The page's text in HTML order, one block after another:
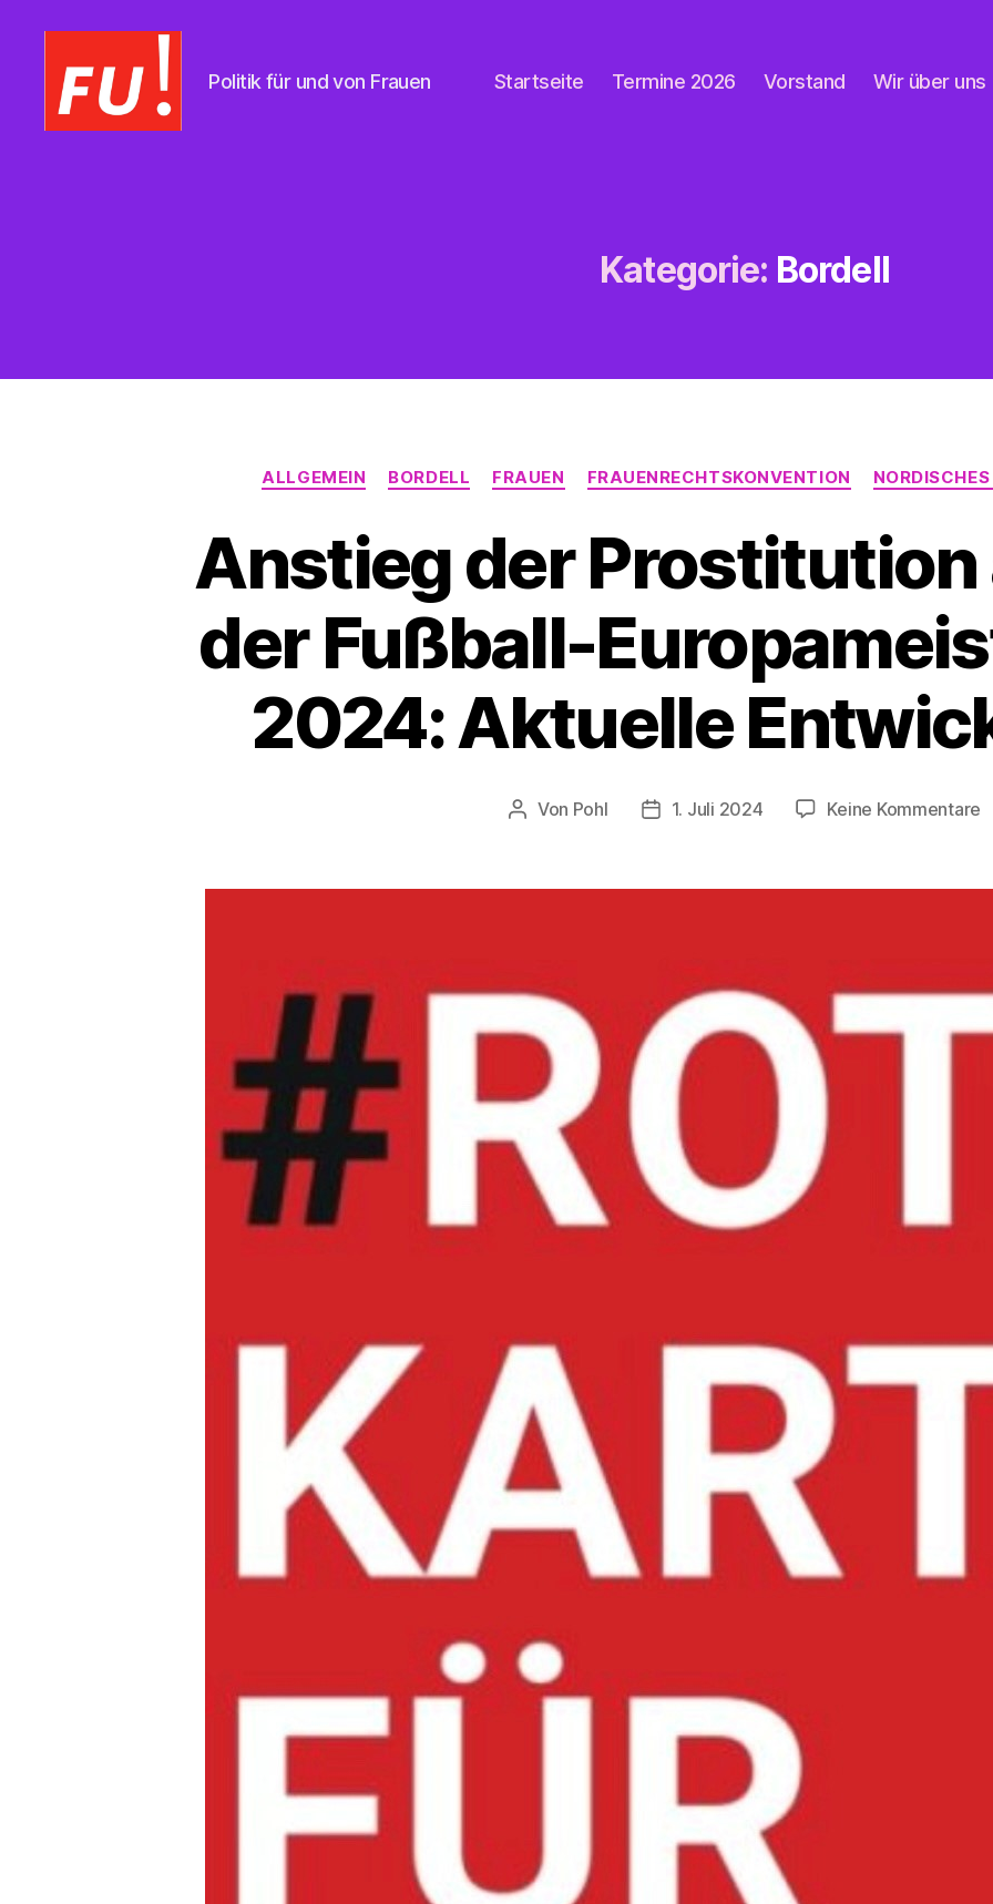
Politik für und von Frauen Startseite Termine 2026 Vorstand Wir über uns
Kategorie: Bordell
Kategorien
ALLGEMEIN BORDELL FRAUEN FRAUENRECHTSKONVENTION
Anstieg der
der Fußball-
2024: Aktuelle
Beitragsautor
Von Pohl Beitragsdatum
1. Juli 2024 Keine Kommentare